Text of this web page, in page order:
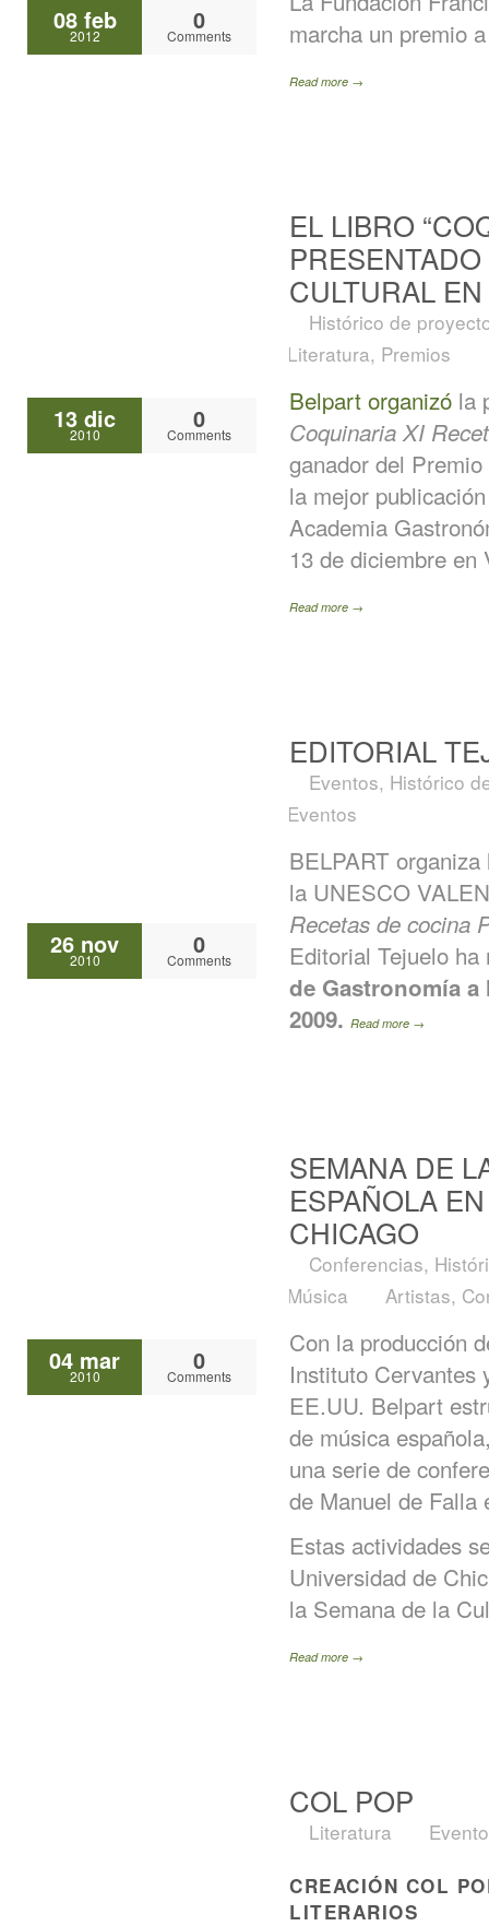
08 feb
2012
0
Comments
marcha un premio
Read more →
13 dic
2010
0
Comments
EL LIBRO
CULTURAL
Histórico de
Literatura, Premios
Belpart organizó la
Coquinaria XI
ganador del
la mejor
Academia
13 de diciembre en
Read more →
26 nov
2010
0
Comments
EDITORIAL
Eventos, Histórico
Eventos
BELPART
la UNESCO
Recetas de cocina
Editorial Tejuelo
de Gastronomía
2009. Read more →
04 mar
2010
0
Comments
SEMANA DE
ESPAÑOLA
CHICAGO
Conferencias,
Música
Artistas,
Con la producción
Instituto Cervantes
EE.UU. Belpart
de música
una serie de
de Manuel de Falla
Estas actividades
Universidad de
la Semana de la
Read more →
COL POP
Literatura
CREACIÓN COL
LITERARIOS